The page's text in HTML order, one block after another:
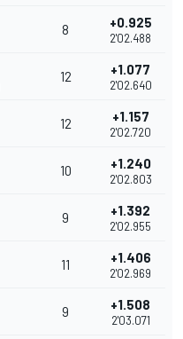
8 +0.925
2'02.488
12 +1.077
2'02.640
12 +1.157
2'02.720
10 +1.240
2'02.803
9 +1.392
2'02.955
11 +1.406
2'02.969
9 +1.508
2'03.071